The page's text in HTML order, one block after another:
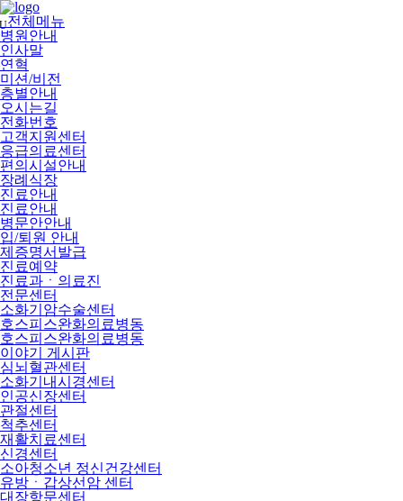
메
뉴
건
너
뛰
기
전체메뉴
병원안내
인사말
연혁
미션/비전
층별안내
오시는길
전화번호
고객지원센터
응급의료센터
편의시설안내
장례식장
진료안내
진료안내
병문안안내
입/퇴원 안내
제증명서발급
진료예약
진료과ㆍ의료진
전문센터
소화기암수술센터
호스피스완화의료병동
호스피스완화의료병동
이야기 게시판
심뇌혈관센터
소화기내시경센터
인공신장센터
관절센터
척추센터
재활치료센터
신경센터
소아청소년 정신건강센터
유방ㆍ갑상선암 센터
대장항문센터